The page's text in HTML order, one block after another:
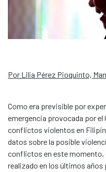
Por Lilia Pérez Pioquinto,
Como era previsible por
emergencia provocada por el
conflictos violentos en
datos sobre la posible
conflictos en este momento,
realizado en los últimos años